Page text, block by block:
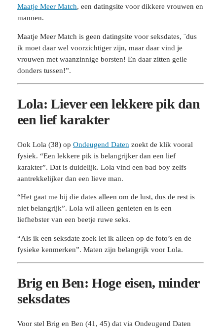
Maatje Meer Match, een datingsite voor dikkere vrouwen en
mannen.
Maatje Meer Match is geen datingsite voor seksdates, ¨dus
ik moet daar wel voorzichtiger zijn, maar daar vind je
vrouwen met waanzinnige borsten! En daar zitten geile
donders tussen!”.
Lola: Liever een lekkere pik dan
een lief karakter
Ook Lola (38) op Ondeugend Daten zoekt de klik vooral
fysiek. “Een lekkere pik is belangrijker dan een lief
karakter”. Dat is duidelijk. Lola vind een bad boy zelfs
aantrekkelijker dan een lieve man.
“Het gaat me bij die dates alleen om de lust, dus de rest is
niet belangrijk”. Lola wil alleen genieten en is een
liefhebster van een beetje ruwe seks.
“Als ik een seksdate zoek let ik alleen op de foto’s en de
fysieke kenmerken”. Maten zijn belangrijk voor Lola.
Brig en Ben: Hoge eisen, minder
seksdates
Voor stel Brig en Ben (41, 45) dat via Ondeugend Daten